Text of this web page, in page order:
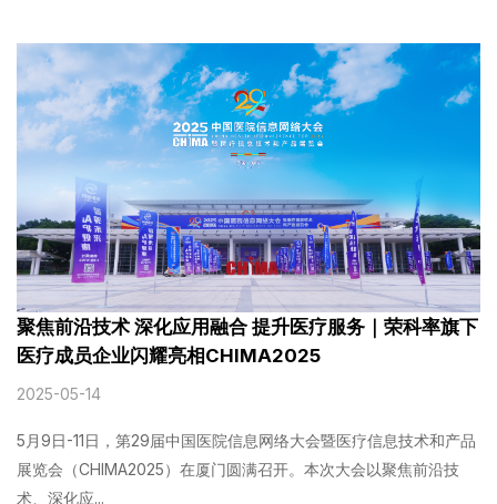
聚焦前沿技术 深化应用融合 提升医疗服务｜荣科率旗下
医疗成员企业闪耀亮相CHIMA2025
2025-05-14
5月9日-11日，第29届中国医院信息网络大会暨医疗信息技术和产品
展览会（CHIMA2025）在厦门圆满召开。本次大会以聚焦前沿技
术、深化应...